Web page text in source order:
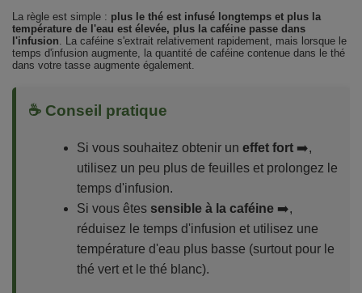
La règle est simple : plus le thé est infusé longtemps et plus la
température de l'eau est élevée, plus la caféine passe dans
l'infusion. La caféine s'extrait relativement rapidement, mais lorsque le
temps d'infusion augmente, la quantité de caféine contenue dans le thé
dans votre tasse augmente également.
☕ Conseil pratique
Si vous souhaitez obtenir un effet fort ➡️,
utilisez un peu plus de feuilles et prolongez le
temps d'infusion.
Si vous êtes sensible à la caféine ➡️,
réduisez le temps d'infusion et utilisez une
température d'eau plus basse (surtout pour le
thé vert et le thé blanc).